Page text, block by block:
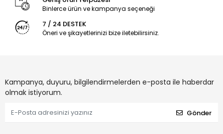
Binlerce ürün ve kampanya seçeneği
7 / 24 DESTEK
Öneri ve şikayetlerinizi bize iletebilirsiniz.
Kampanya, duyuru, bilgilendirmelerden e-posta ile haberdar
olmak istiyorum.
Gönder